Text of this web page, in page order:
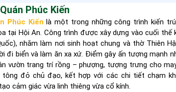
Phúc Kiến
Phúc Kiến là một trong những công trình kiến
tại Hội An. Công trình được xây dựng vào cuối
nhằm làm nơi sinh hoạt chung và thờ Thiên
đi biển và làm ăn xa xứ. Điểm gây ấn tượng mạnh
vườn trang trí rồng – phượng, tượng trưng cho
tông đỏ chủ đạo, kết hợp với các chi tiết chạm
cảm giác vừa linh thiêng vừa cổ kính.